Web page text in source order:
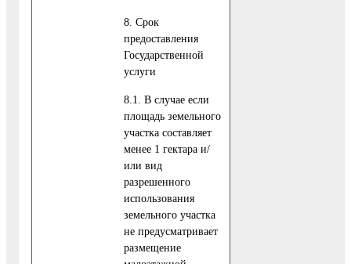
8. Срок
предоставления
Государственной
услуги
8.1. В случае если
площадь земельного
участка составляет
менее 1 гектара и/
или вид
разрешенного
использования
земельного участка
не предусматривает
размещение